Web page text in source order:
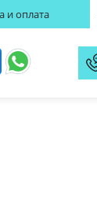
и оплата